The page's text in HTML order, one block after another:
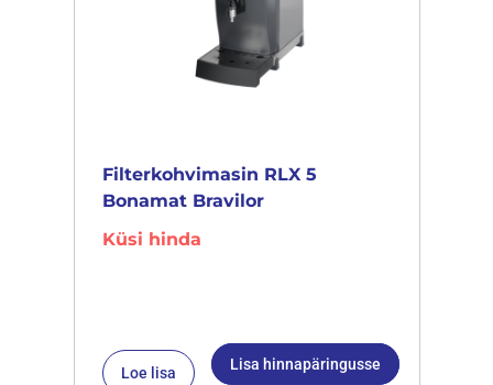
Filterkohvimasin RLX 5
Bonamat Bravilor
Küsi hinda
Loe lisa Lisa hinnapäringusse